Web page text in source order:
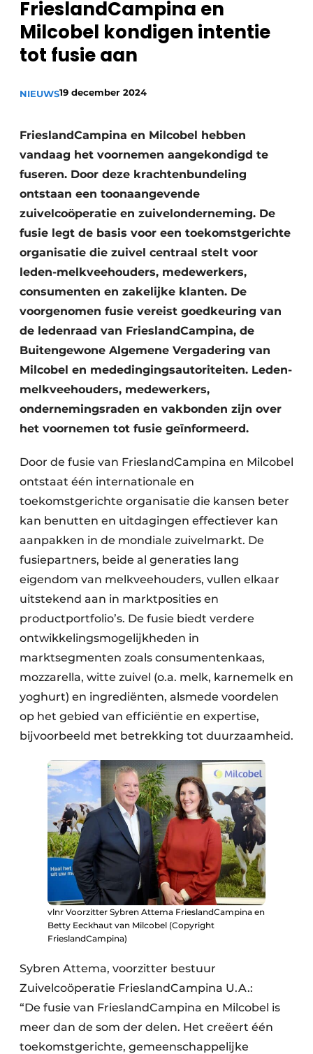
Privacy / Cookie statement
Vacature aanmelden
Vacatures
Video’s
FrieslandCampina en
Milcobel kondigen intentie
tot fusie aan
NIEUWS19 december 2024
FrieslandCampina en Milcobel hebben
vandaag het voornemen aangekondigd te
fuseren. Door deze krachtenbundeling
ontstaan een toonaangevende
zuivelcoöperatie en zuivelonderneming. De
fusie legt de basis voor een toekomstgerichte
organisatie die zuivel centraal stelt voor
leden-melkveehouders, medewerkers,
consumenten en zakelijke klanten. De
voorgenomen fusie vereist goedkeuring van
de ledenraad van FrieslandCampina, de
Buitengewone Algemene Vergadering van
Milcobel en mededingingsautoriteiten. Leden-
melkveehouders, medewerkers,
ondernemingsraden en vakbonden zijn over
het voornemen tot fusie geïnformeerd.
Door de fusie van FrieslandCampina en Milcobel
ontstaat één internationale en
toekomstgerichte organisatie die kansen beter
kan benutten en uitdagingen effectiever kan
aanpakken in de mondiale zuivelmarkt. De
fusiepartners, beide al generaties lang
eigendom van melkveehouders, vullen elkaar
uitstekend aan in marktposities en
productportfolio’s. De fusie biedt verdere
ontwikkelingsmogelijkheden in
marktsegmenten zoals consumentenkaas,
mozzarella, witte zuivel (o.a. melk, karnemelk en
yoghurt) en ingrediënten, alsmede voordelen
op het gebied van efficiëntie en expertise,
bijvoorbeeld met betrekking tot duurzaamheid.
vlnr Voorzitter Sybren Attema FrieslandCampina en
Betty Eeckhaut van Milcobel (Copyright
FrieslandCampina)
Sybren Attema, voorzitter bestuur
Zuivelcoöperatie FrieslandCampina U.A.:
“De fusie van FrieslandCampina en Milcobel is
meer dan de som der delen. Het creëert één
toekomstgerichte, gemeenschappelijke